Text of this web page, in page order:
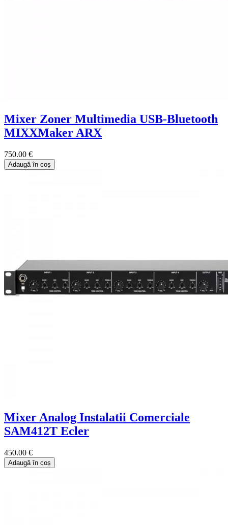
Mixer Zoner Multimedia USB-Bluetooth
MIXXMaker ARX
750.00 €
Adaugă în coș
Mixer Analog Instalatii Comerciale
SAM412T Ecler
450.00 €
Adaugă în coș